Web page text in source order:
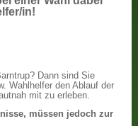
in!
Dann sind Sie
Wahlhelfer den Ablauf der
mit zu erleben.
müssen jedoch zur